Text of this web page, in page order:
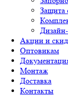
Защита
Акции и
Оптовикам
Монтаж
Доставка
Контакты